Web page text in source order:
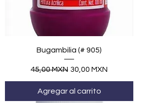
Bugambilia (# 905)
Precio
45,00 MXN Precio de oferta
30,00 MXN
Agregar al carrito